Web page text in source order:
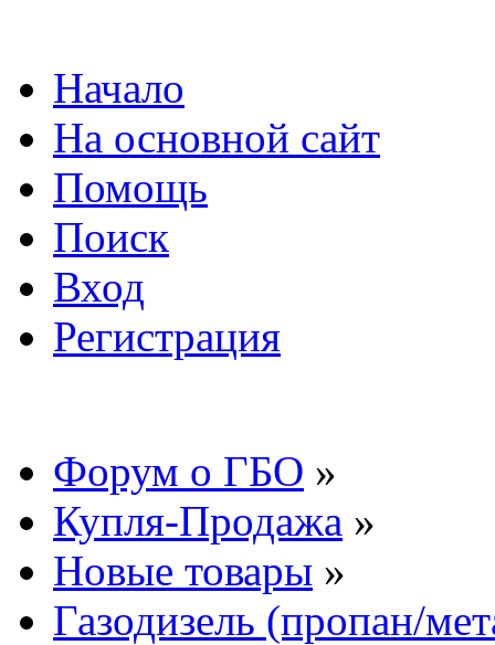
Начало
На основной сайт
Помощь
Поиск
Вход
Регистрация
Форум о ГБО »
Купля-Продажа »
Новые товары »
Газодизель (пропан/